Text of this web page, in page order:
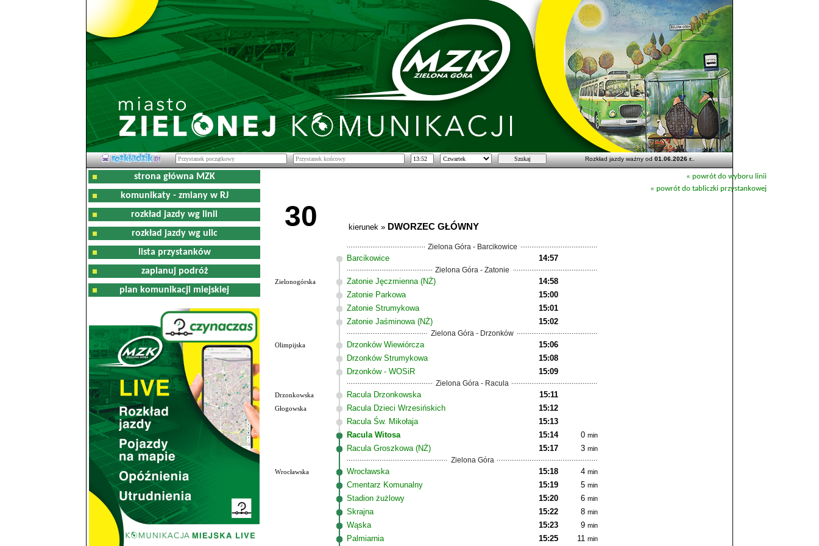
Rozkład jazdy ważny od01.06.2026 r..
strona główna MZK
komunikaty - zmiany w RJ
rozkład jazdy wg linii
rozkład jazdy wg ulic
lista przystanków
zaplanuj podróż
plan komunikacji miejskiej
« powrót do wyboru linii
« powrót do tabliczki przystankowej
30 kierunek » DWORZEC GŁÓWNY
Zielona Góra - Barcikowice
Barcikowice 14:57
Zielona Góra - Zatonie
Zielonogórska Zatonie Jęczmienna (NŻ)
14:58
Zatonie Parkowa
15:00
Zatonie Strumykowa
15:01
Zatonie Jaśminowa (NŻ)
15:02
Zielona Góra - Drzonków
Olimpijska Drzonków Wiewiórcza
15:06
Drzonków Strumykowa
15:08
Drzonków - WOSiR
15:09
Zielona Góra - Racula
Drzonkowska Racula Drzonkowska 15:11
Głogowska Racula Dzieci Wrzesińskich
15:12
Racula Św. Mikołaja
15:13
Racula Witosa
15:14 0 min
Racula Groszkowa (NŻ) 15:17 3 min
Zielona Góra
Wrocławska Wrocławska 15:18 4 min
Cmentarz Komunalny 15:19 5 min
Stadion żużlowy 15:20 6 min
Skrajna 15:22 8 min
Wąska 15:23 9 min
Palmiarnia 15:25 11 min